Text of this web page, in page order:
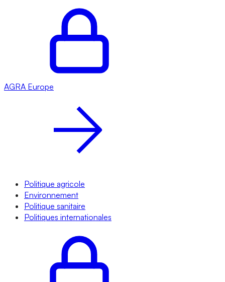
AGRA Europe
Politique agricole
Environnement
Politique sanitaire
Politiques internationales